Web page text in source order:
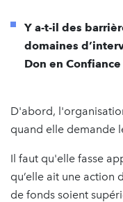
Y a-t-il des
domaines
Don en Confiance
D'abord,
quand elle demande
Il faut qu'elle fasse
qu’elle ait une action
de fonds soient